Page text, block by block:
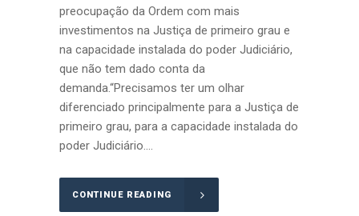
preocupação da Ordem com mais
investimentos na Justiça de primeiro grau e
na capacidade instalada do poder Judiciário,
que não tem dado conta da
demanda.“Precisamos ter um olhar
diferenciado principalmente para a Justiça de
primeiro grau, para a capacidade instalada do
poder Judiciário....
CONTINUE READING